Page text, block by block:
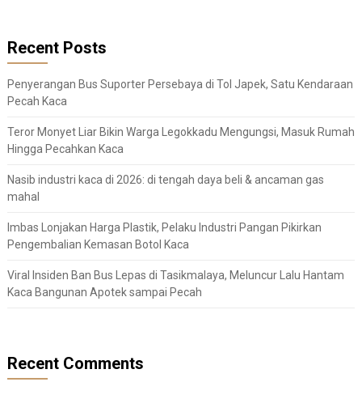
Recent Posts
Penyerangan Bus Suporter Persebaya di Tol Japek, Satu Kendaraan
Pecah Kaca
Teror Monyet Liar Bikin Warga Legokkadu Mengungsi, Masuk Rumah
Hingga Pecahkan Kaca
Nasib industri kaca di 2026: di tengah daya beli & ancaman gas
mahal
Imbas Lonjakan Harga Plastik, Pelaku Industri Pangan Pikirkan
Pengembalian Kemasan Botol Kaca
Viral Insiden Ban Bus Lepas di Tasikmalaya, Meluncur Lalu Hantam
Kaca Bangunan Apotek sampai Pecah
Recent Comments